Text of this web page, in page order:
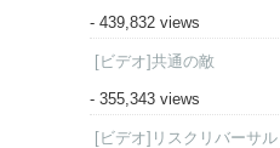
- 439,832 views
[ビデオ]共通の敵
- 355,343 views
[ビデオ]リスクリバーサル